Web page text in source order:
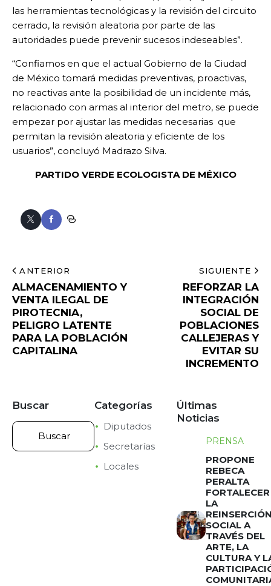
las herramientas tecnológicas y la revisión del circuito
cerrado, la revisión aleatoria por parte de las
autoridades puede prevenir sucesos indeseables”.
“Confiamos en que el actual Gobierno de la Ciudad
de México tomará medidas preventivas, proactivas,
no reactivas ante la posibilidad de un incidente más,
relacionado con armas al interior del metro, se puede
empezar por ajustar las medidas necesarias que
permitan la revisión aleatoria y eficiente de los
usuarios”, concluyó Madrazo Silva.
PARTIDO VERDE ECOLOGISTA DE MÉXICO
ANTERIOR
ALMACENAMIENTO Y
VENTA ILEGAL DE
PIROTECNIA,
PELIGRO LATENTE
PARA LA POBLACIÓN
CAPITALINA
SIGUIENTE
REFORZAR LA
INTEGRACIÓN
SOCIAL DE
POBLACIONES
CALLEJERAS Y
EVITAR SU
INCREMENTO
Buscar Categorías
Diputados
Secretarías
Locales
Últimas
Noticias
PRENSA
PROPONE
REBECA
PERALTA
FORTALECER
LA
SOCIAL A
TRAVÉS DEL
ARTE, LA
CULTURA Y